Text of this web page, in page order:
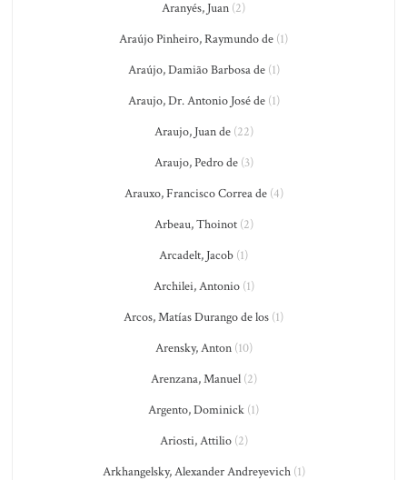
Aranyés, Juan (2)
Araújo Pinheiro, Raymundo de (1)
Araújo, Damião Barbosa de(1)
Araujo, Dr. Antonio José de(1)
Araujo, Juan de(22)
Araujo, Pedro de(3)
Arauxo, Francisco Correa de(4)
Arbeau, Thoinot(2)
Arcadelt, Jacob (1)
Archilei, Antonio(1)
Arcos, Matías Durango de los (1)
Arensky, Anton(10)
Arenzana, Manuel(2)
Argento, Dominick (1)
Ariosti, Attilio(2)
Arkhangelsky, Alexander Andreyevich(1)